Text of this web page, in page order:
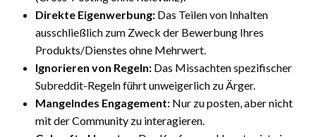
Direkte Eigenwerbung: Das Teilen von Inhalten
ausschließlich zum Zweck der Bewerbung Ihres
Produkts/Dienstes ohne Mehrwert.
Ignorieren von Regeln: Das Missachten spezifischer
Subreddit-Regeln führt unweigerlich zu Ärger.
Mangelndes Engagement: Nur zu posten, aber nicht
mit der Community zu interagieren.